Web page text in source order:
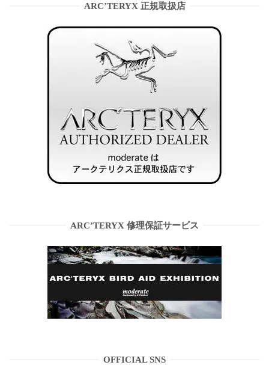
ARC’TERYX 正規取扱店
ARC’TERYX 修理保証サービス
OFFICIAL SNS